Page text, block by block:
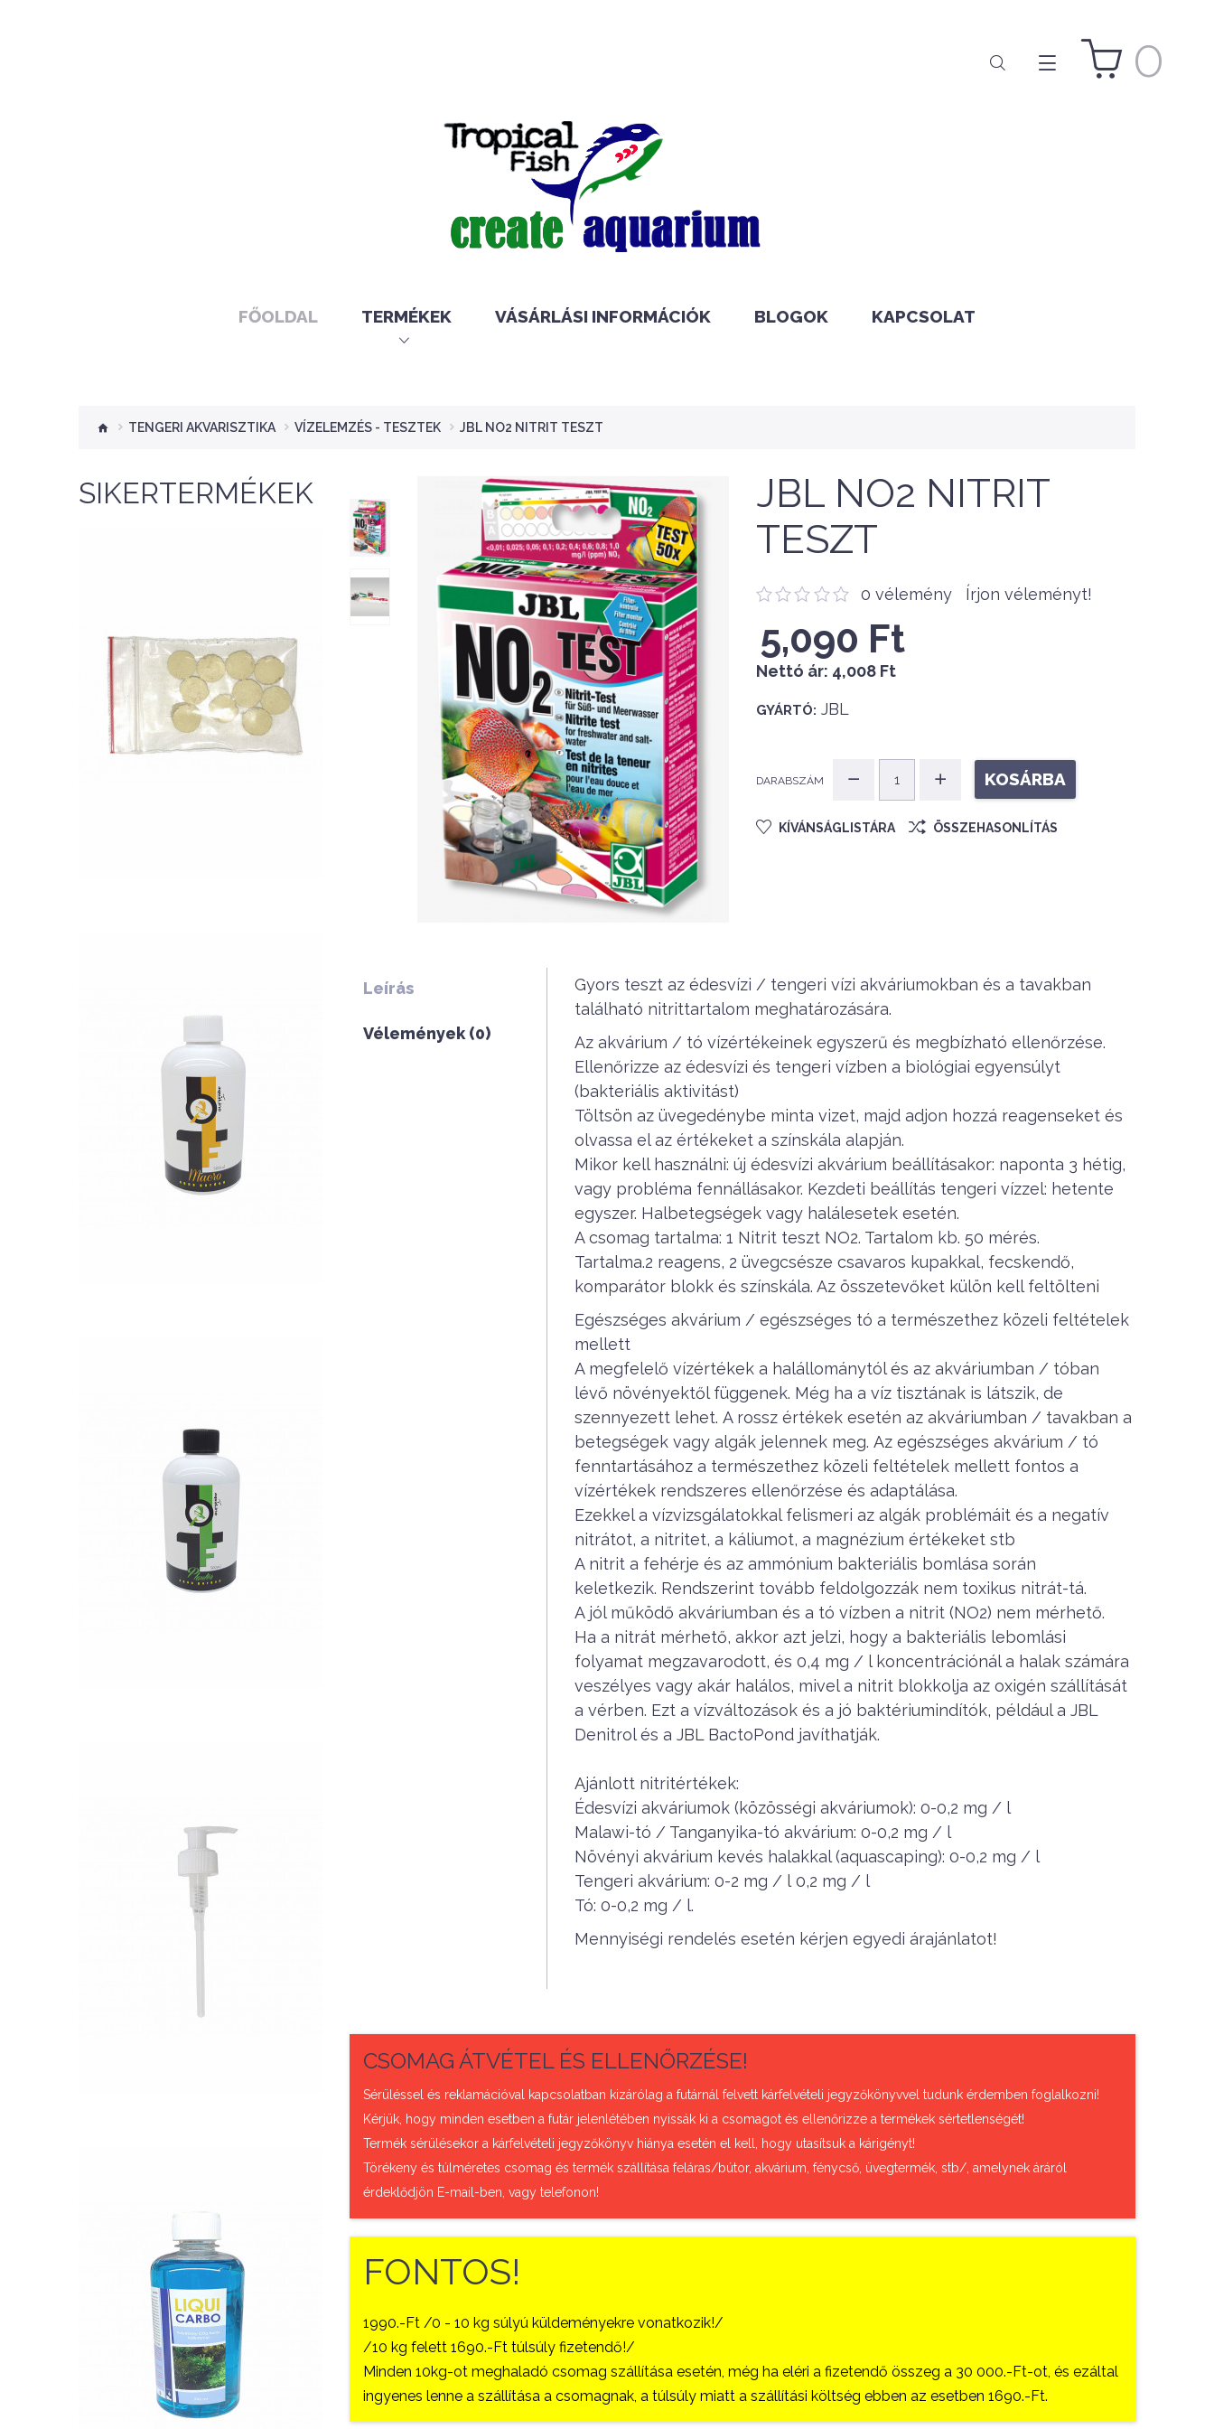
0
FŐOLDAL TERMÉKEK VÁSÁRLÁSI INFORMÁCIÓK BLOGOK KAPCSOLAT
TENGERI AKVARISZTIKA VÍZELEMZÉS - TESZTEK JBL NO2 NITRIT TESZT
SIKERTERMÉKEK
Nettó ár: 276 Ft
Aquaplant tápanyag
tabletta 10db
Nettó ár: 3,134 Ft
AquaLine TF Macro 500ml
KOSÁRBA
Nettó ár: 3,421 Ft
AquaLine TF Planter
500ml
KOSÁRBA
Nettó ár: 327 Ft
AquaLine folyékony táp
Nettó ár: 2,984 Ft
Liqui Carbo folyékony
CO2 500ml - 25000 liter
vízhez
KOSÁRBA
JBL NO2 NITRIT
TESZT
0 vélemény Írjon véleményt!
5,090 Ft
Nettó ár: 4,008 Ft
GYÁRTÓ: JBL
DARABSZÁM KOSÁRBA
KÍVÁNSÁGLISTÁRA ÖSSZEHASONLÍTÁS
Leírás
Vélemények (0)
Gyors teszt az édesvízi / tengeri vízi akváriumokban és a tavakban
található nitrittartalom meghatározására.
Az akvárium / tó vízértékeinek egyszerű és megbízható ellenőrzése.
Ellenőrizze az édesvízi és tengeri vízben a biológiai egyensúlyt
(bakteriális aktivitást)
Töltsön az üvegedénybe minta vizet, majd adjon hozzá reagenseket és
olvassa el az értékeket a színskála alapján.
Mikor kell használni: új édesvízi akvárium beállításakor: naponta 3 hétig,
vagy probléma fennállásakor. Kezdeti beállítás tengeri vízzel: hetente
egyszer. Halbetegségek vagy halálesetek esetén.
A csomag tartalma: 1 Nitrit teszt NO2. Tartalom kb. 50 mérés.
Tartalma.2 reagens, 2 üvegcsésze csavaros kupakkal, fecskendő,
komparátor blokk és színskála. Az összetevőket külön kell feltölteni
Egészséges akvárium / egészséges tó a természethez közeli feltételek
mellett
A megfelelő vízértékek a halállománytól és az akváriumban / tóban
lévő növényektől függenek. Még ha a víz tisztának is látszik, de
szennyezett lehet. A rossz értékek esetén az akváriumban / tavakban a
betegségek vagy algák jelennek meg. Az egészséges akvárium / tó
fenntartásához a természethez közeli feltételek mellett fontos a
vízértékek rendszeres ellenőrzése és adaptálása.
Ezekkel a vízvizsgálatokkal felismeri az algák problémáit és a negatív
nitrátot, a nitritet, a káliumot, a magnézium értékeket stb
A nitrit a fehérje és az ammónium bakteriális bomlása során
keletkezik. Rendszerint tovább feldolgozzák nem toxikus nitrát-tá.
A jól működő akváriumban és a tó vízben a nitrit (NO2) nem mérhető.
Ha a nitrát mérhető, akkor azt jelzi, hogy a bakteriális lebomlási
folyamat megzavarodott, és 0,4 mg / l koncentrációnál a halak számára
veszélyes vagy akár halálos, mivel a nitrit blokkolja az oxigén szállítását
a vérben. Ezt a vízváltozások és a jó baktériumindítók, például a JBL
Denitrol és a JBL BactoPond javíthatják.
Ajánlott nitritértékek:
Édesvízi akváriumok (közösségi akváriumok): 0-0,2 mg / l
Malawi-tó / Tanganyika-tó akvárium: 0-0,2 mg / l
Növényi akvárium kevés halakkal (aquascaping): 0-0,2 mg / l
Tengeri akvárium: 0-2 mg / l 0,2 mg / l
Tó: 0-0,2 mg / l.
Mennyiségi rendelés esetén kérjen egyedi árajánlatot!
CSOMAG ÁTVÉTEL ÉS ELLENŐRZÉSE!
Sérüléssel és reklamációval kapcsolatban kizárólag a futárnál felvett kárfelvételi jegyzőkönyvvel tudunk érdemben foglalkozni!
Kérjük, hogy minden esetben a futár jelenlétében nyissák ki a csomagot és ellenőrizze a termékek sértetlenségét!
Termék sérülésekor a kárfelvételi jegyzőkönyv hiánya esetén el kell, hogy utasítsuk a kárigényt!
Törékeny és túlméretes csomag és termék szállítása feláras/bútor, akvárium, fénycső, üvegtermék, stb/, amelynek áráról
érdeklődjön E-mail-ben, vagy telefonon!
FONTOS!
1990.-Ft /0 - 10 kg súlyú küldeményekre vonatkozik!/
/10 kg felett 1690.-Ft túlsúly fizetendő!/
Minden 10kg-ot meghaladó csomag szállítása esetén, még ha eléri a fizetendő összeg a 30 000.-Ft-ot, és ezáltal
ingyenes lenne a szállítása a csomagnak, a túlsúly miatt a szállítási költség ebben az esetben 1690.-Ft.